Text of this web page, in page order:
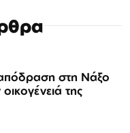
στη Νάξο
της